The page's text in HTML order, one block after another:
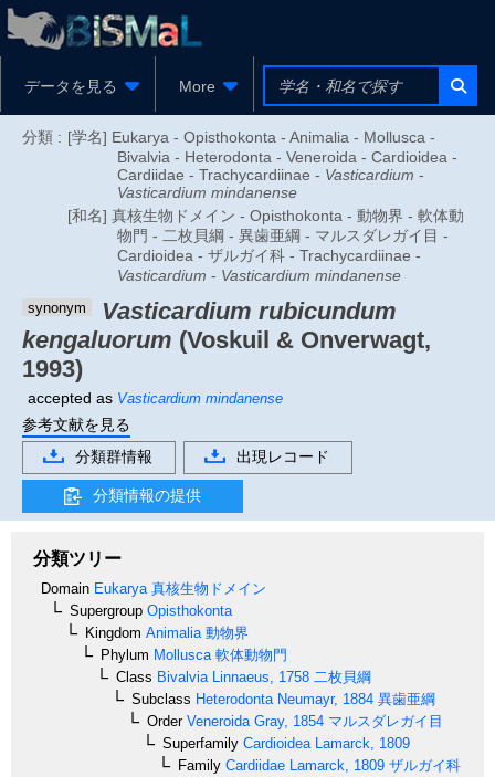
データを見る More
分類 : [学名] Eukarya - Opisthokonta - Animalia - Mollusca -
Bivalvia - Heterodonta - Veneroida - Cardioidea -
Cardiidae - Trachycardiinae - Vasticardium -
Vasticardium mindanense
[和名] 真核生物ドメイン - Opisthokonta - 動物界 - 軟体動
物門 - 二枚貝綱 - 異歯亜綱 - マルスダレガイ目 -
Cardioidea - ザルガイ科 - Trachycardiinae -
Vasticardium - Vasticardium mindanense
synonym
Vasticardium rubicundum
kengaluorum (Voskuil & Onverwagt,
1993)
accepted as Vasticardium mindanense
参考文献を見る
分類群情報
出現レコード
分類情報の提供
分類ツリー
Domain Eukarya 真核生物ドメイン
Supergroup Opisthokonta
Kingdom Animalia 動物界
Phylum Mollusca 軟体動物門
Class Bivalvia Linnaeus, 1758 二枚貝綱
Subclass Heterodonta Neumayr, 1884 異歯亜綱
OrderVeneroida Gray, 1854 マルスダレガイ目
Superfamily Cardioidea Lamarck, 1809
Family Cardiidae Lamarck, 1809 ザルガイ科